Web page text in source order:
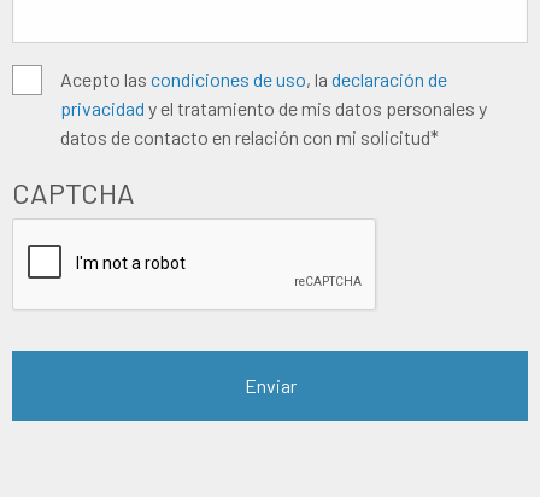
Algemene
voorwaarden *
Acepto las condiciones de uso, la declaración de
privacidad y el tratamiento de mis datos personales y
datos de contacto en relación con mi solicitud*
CAPTCHA